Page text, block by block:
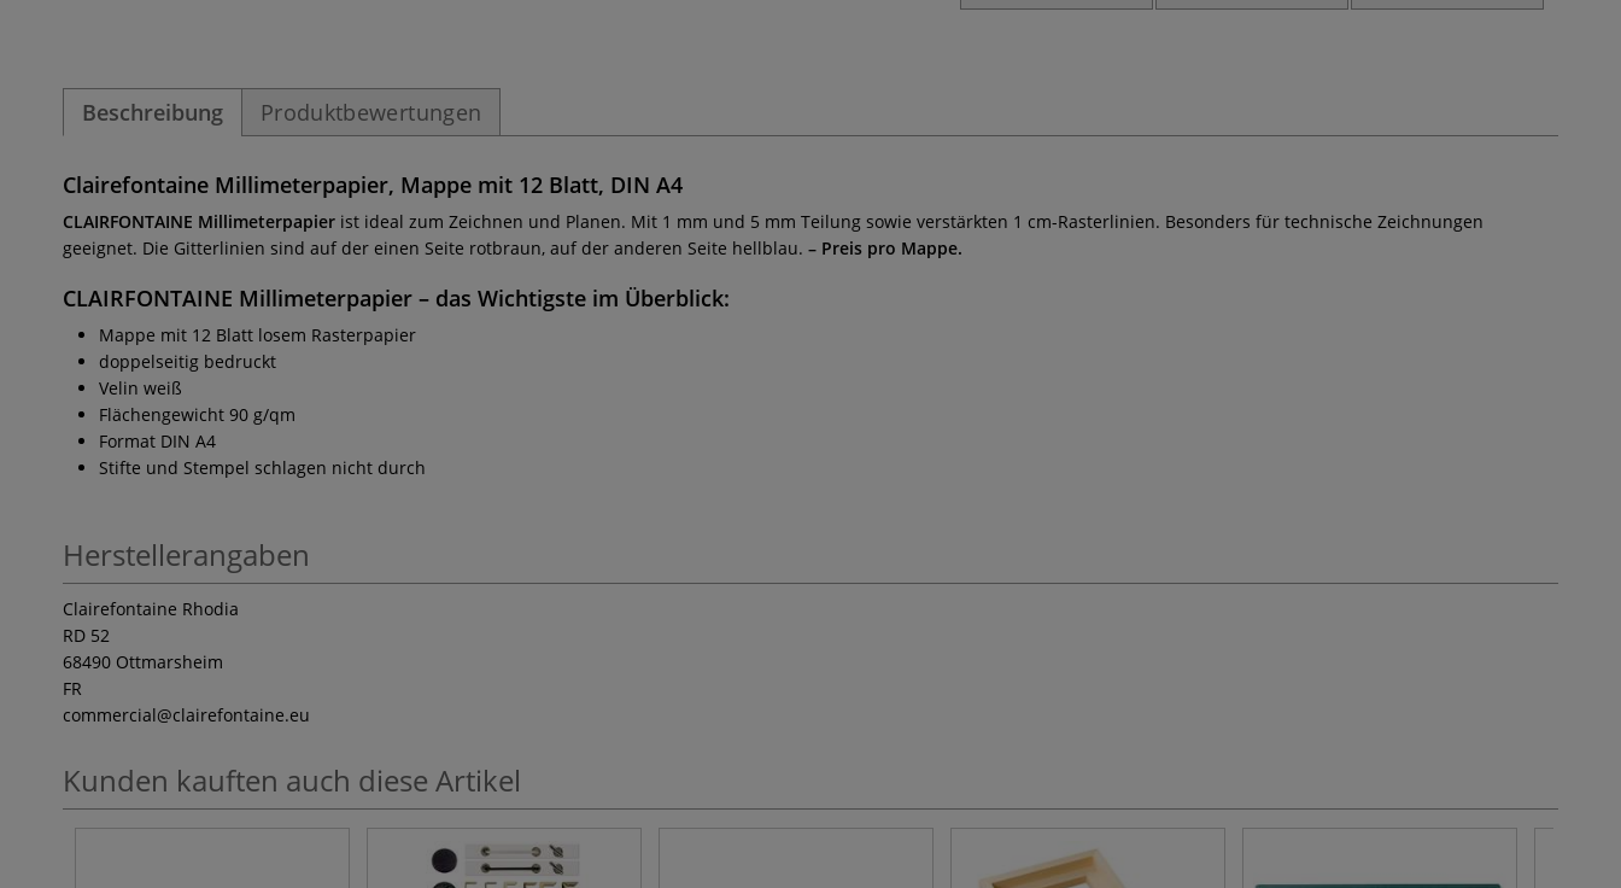
Beschreibung Produktbewertungen
Clairefontaine Millimeterpapier, Mappe mit 12 Blatt, DIN A4
CLAIRFONTAINE Millimeterpapier ist ideal zum Zeichnen und Planen. Mit 1 mm und 5 mm Teilung sowie verstärkten 1 cm-Rasterlinien. Besonders für technische Zeichnungen
geeignet. Die Gitterlinien sind auf der einen Seite rotbraun, auf der anderen Seite hellblau. – Preis pro Mappe.
CLAIRFONTAINE Millimeterpapier – das Wichtigste im Überblick:
Mappe mit 12 Blatt losem Rasterpapier
doppelseitig bedruckt
Velin weiß
Flächengewicht 90 g/qm
Format DIN A4
Stifte und Stempel schlagen nicht durch
Herstellerangaben
Clairefontaine Rhodia
RD 52
68490 Ottmarsheim
FR
commercial@clairefontaine.eu
Kunden kauften auch diese Artikel